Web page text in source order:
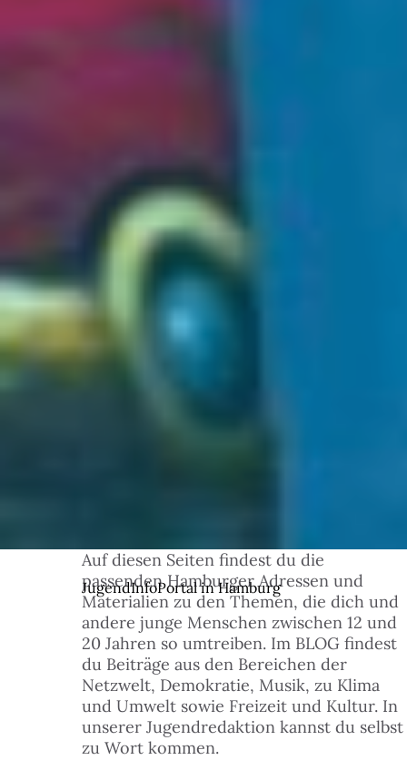
JugendInfoPortal in Hamburg
Auf diesen Seiten findest du die
passenden Hamburger Adressen und
Materialien zu den Themen, die dich und
andere junge Menschen zwischen 12 und
20 Jahren so umtreiben. Im BLOG findest
du Beiträge aus den Bereichen der
Netzwelt, Demokratie, Musik, zu Klima
und Umwelt sowie Freizeit und Kultur. In
unserer Jugendredaktion kannst du selbst
zu Wort kommen.